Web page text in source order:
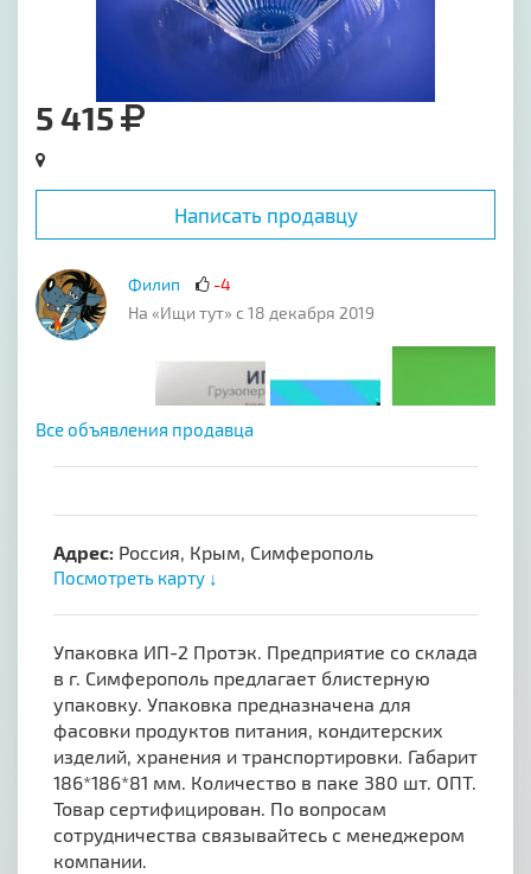
5 415
Написать продавцу
Филип
-4
На «Ищи тут» с 18 декабря 2019
Все объявления продавца
Адрес: Россия, Крым, Симферополь
Посмотреть карту ↓
Упаковка ИП-2 Протэк. Предприятие со склада
в г. Симферополь предлагает блистерную
упаковку. Упаковка предназначена для
фасовки продуктов питания, кондитерских
изделий, хранения и транспортировки. Габарит
186*186*81 мм. Количество в паке 380 шт. ОПТ.
Товар сертифицирован. По вопросам
сотрудничества связывайтесь с менеджером
компании.